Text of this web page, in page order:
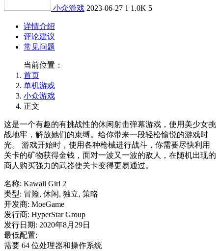
小众游戏 2023-06-27 1 1.0K 5
详情介绍
评论建议
常见问题
当前位置：
首页
单机游戏
小众游戏
正文
这是一个有趣的有挑战性的休闲射击弹幕游戏，使用美少女挑
战地牢，解放她们的束缚。给你带来一段轻松愉悦的游戏时
光。 游戏开始时，使用各种枪械进行战斗，你需要尽快利用
关卡的矿物获得金钱，面对一波又一波的敌人，在随机出现的
商人购买强力的武器使关卡变得更易通过。
名称: Kawaii Girl 2
类型: 冒险, 休闲, 独立, 策略
开发商: MoeGame
发行商: HyperStar Group
发行日期: 2020年8月29日
最低配置:
需要 64 位处理器和操作系统